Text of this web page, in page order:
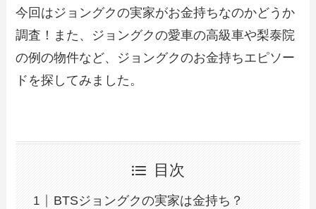
今回はジョングクの実家がお金持ちなのかどうか
調査！また、ジョングクの愛車の高級車や梨泰院
の例の物件など、ジョングクのお金持ちエピソー
ドを探してみました。
目次
BTSジョングクの実家は金持ち？